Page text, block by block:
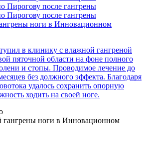
ноги в Инновационном
в клинику с влажной гангреной
пяточной области на фоне полного
и стопы. Проводимое лечение до
без должного эффекта. Благодаря
удалось сохранить опорную
ходить на своей ноге.